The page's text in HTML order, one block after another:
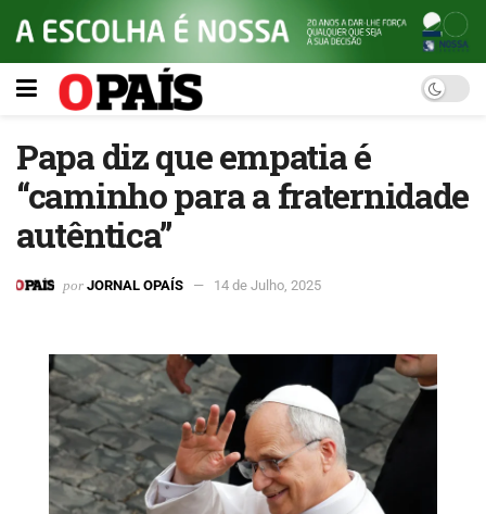
Papa diz que empatia é
“caminho para a fraternidade
autêntica”
por JORNAL OPAÍS 14 de Julho, 2025